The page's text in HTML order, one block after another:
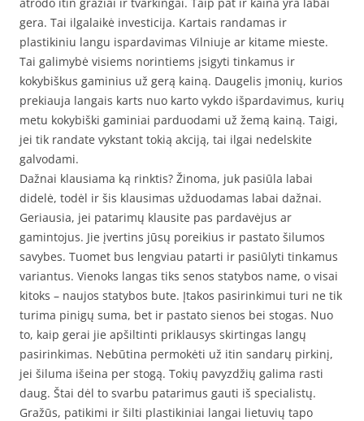
gera. Tai ilgalaikė investicija. Kartais randamas ir
plastikiniu langu ispardavimas Vilniuje ar kitame mieste.
Tai galimybė visiems norintiems įsigyti tinkamus ir
kokybiškus gaminius už gerą kainą. Daugelis įmonių, kurios
prekiauja langais karts nuo karto vykdo išpardavimus, kurių
metu kokybiški gaminiai parduodami už žemą kainą. Taigi,
jei tik randate vykstant tokią akciją, tai ilgai nedelskite
galvodami.
Dažnai klausiama ką rinktis? Žinoma, juk pasiūla labai
didelė, todėl ir šis klausimas užduodamas labai dažnai.
Geriausia, jei patarimų klausite pas pardavėjus ar
gamintojus. Jie įvertins jūsų poreikius ir pastato šilumos
savybes. Tuomet bus lengviau patarti ir pasiūlyti tinkamus
variantus. Vienoks langas tiks senos statybos name, o visai
kitoks – naujos statybos bute. Įtakos pasirinkimui turi ne tik
turima pinigų suma, bet ir pastato sienos bei stogas. Nuo
to, kaip gerai jie apšiltinti priklausys skirtingas langų
pasirinkimas. Nebūtina permokėti už itin sandarų pirkinį,
jei šiluma išeina per stogą. Tokių pavyzdžių galima rasti
daug. Štai dėl to svarbu patarimus gauti iš specialistų.
Gražūs, patikimi ir šilti plastikiniai langai lietuvių tapo